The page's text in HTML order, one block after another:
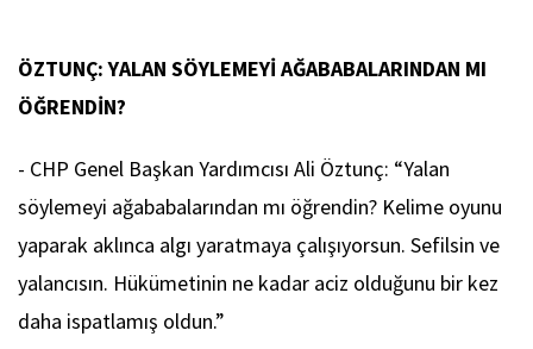
ÖZTUNÇ: YALAN SÖYLEMEYİ AĞABABALARINDAN MI
ÖĞRENDİN?
- CHP Genel Başkan Yardımcısı Ali Öztunç: “Yalan
söylemeyi ağababalarından mı öğrendin? Kelime oyunu
yaparak aklınca algı yaratmaya çalışıyorsun. Sefilsin ve
yalancısın. Hükümetinin ne kadar aciz olduğunu bir kez
daha ispatlamış oldun.”